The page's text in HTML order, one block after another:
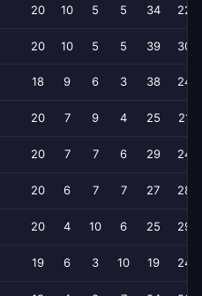
20 10 5 5 34 22
20 10 5 5 39 30
18 9 6 3 38 24
20 7 9 4 25 21
20 7 7 6 29 24
20 6 7 7 27 28
20 4 10 6 25 29
19 6 3 10 19 24